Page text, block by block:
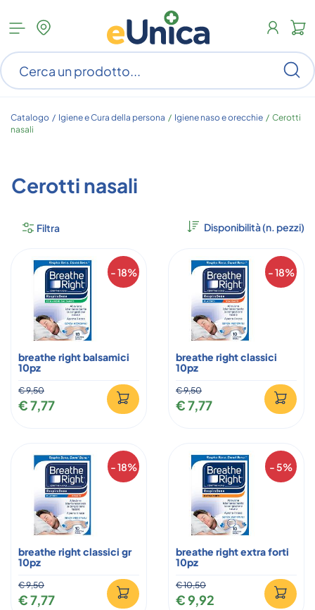
Apri
menu
categorie
Catalogo / Igiene e Cura della persona / Igiene naso e orecchie / Cerotti
nasali
Cerotti nasali
Filtra
- 18%
breathe right balsamici
10pz
€ 9,50
€ 7,77
- 18%
breathe right classici
10pz
€ 9,50
€ 7,77
- 18%
breathe right classici gr
10pz
€ 9,50
€ 7,77
- 5%
breathe right extra forti
10pz
€ 10,50
€ 9,92